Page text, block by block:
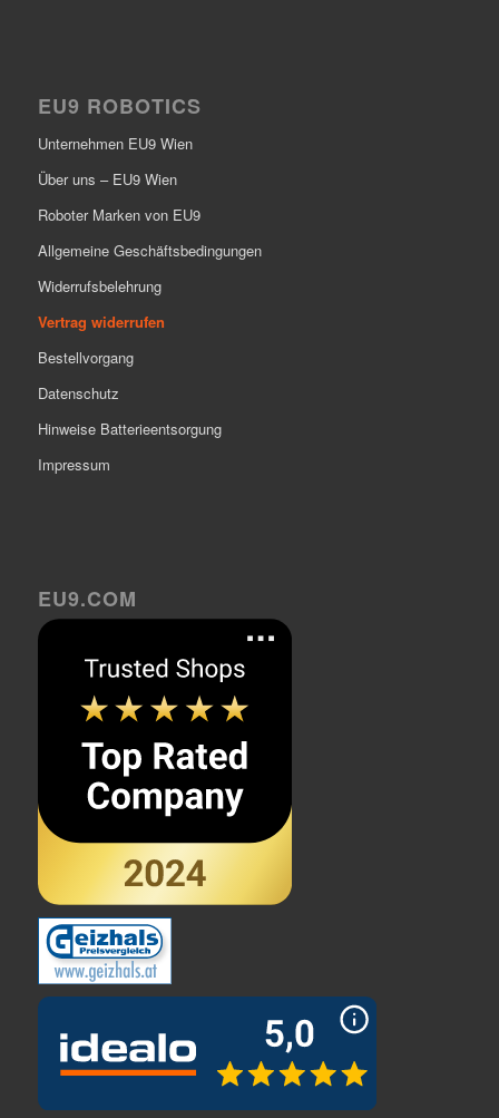
EU9 ROBOTICS
Unternehmen EU9 Wien
Über uns – EU9 Wien
Roboter Marken von EU9
Allgemeine Geschäftsbedingungen
Widerrufsbelehrung
Vertrag widerrufen
Bestellvorgang
Datenschutz
Hinweise Batterieentsorgung
Impressum
EU9.COM